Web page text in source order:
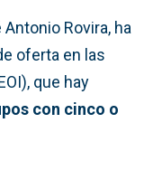
Rovira, ha
oferta en las
que hay
con cinco o